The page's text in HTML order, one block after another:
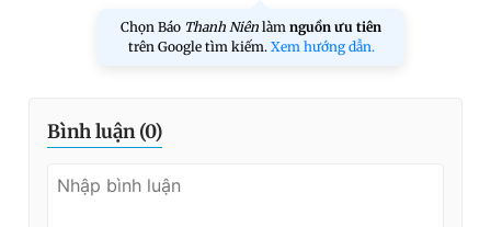
Chọn Báo Thanh Niên làm nguồn ưu tiên
trên Google tìm kiếm. Xem hướng dẫn.
Bình luận (0)